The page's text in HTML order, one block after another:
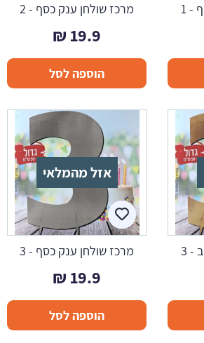
- 1 מרכז שולחן ענק כסף - 2
19.9
₪
הוספה לסל
3
אזל מהמלאי
מרכז שולחן ענק כסף - 3
19.9
₪
הוספה לסל